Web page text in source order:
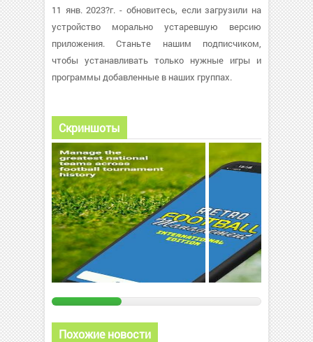
11 янв. 2023?г. - обновитесь, если загрузили на
устройство морально устаревшую версию
приложения. Станьте нашим подписчиком,
чтобы устанавливать только нужные игры и
программы добавленные в наших группах.
Скриншоты
Похожие новости